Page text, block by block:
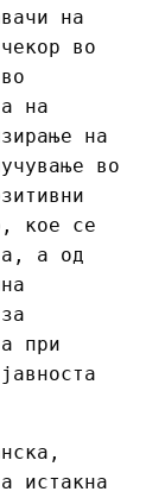
на
во
на
на
во
кое се
а од
при
истакна